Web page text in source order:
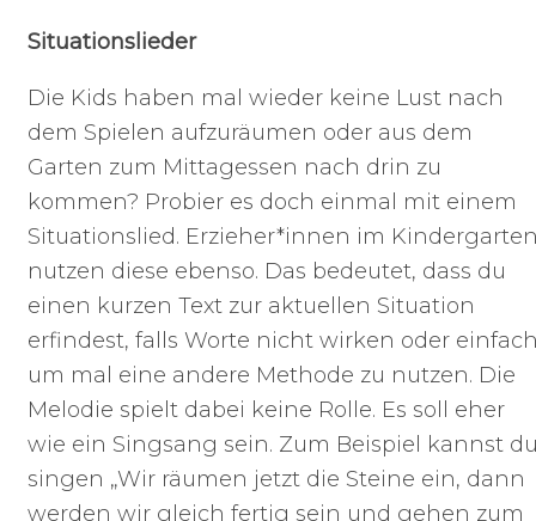
Situationslieder
Die Kids haben mal wieder keine Lust nach
dem Spielen aufzuräumen oder aus dem
Garten zum Mittagessen nach drin zu
kommen? Probier es doch einmal mit einem
Situationslied. Erzieher*innen im
nutzen diese ebenso. Das bedeutet, dass du
einen kurzen Text zur aktuellen Situation
erfindest, falls Worte nicht wirken oder
um mal eine andere Methode zu nutzen. Die
Melodie spielt dabei keine Rolle. Es soll eher
wie ein Singsang sein. Zum Beispiel kannst
singen „Wir räumen jetzt die Steine ein, dann
werden wir gleich fertig sein und gehen zum